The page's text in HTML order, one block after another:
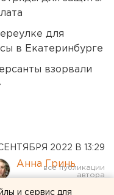
для
в Екатеринбурге
взорвали
2022 В 13:29
Анна Гринь
и сервис для